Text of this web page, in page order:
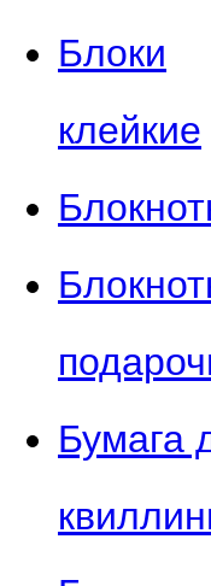
Блоки
клейкие
Бумага